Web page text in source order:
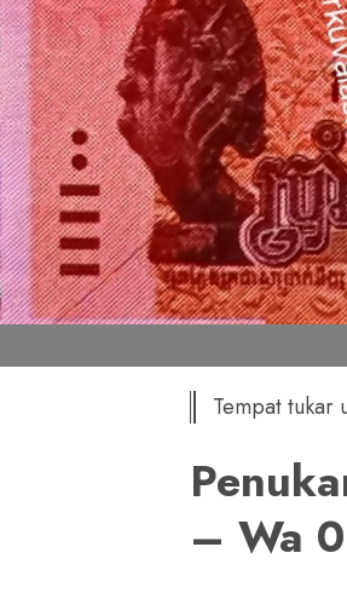
Tempat tukar
– Wa